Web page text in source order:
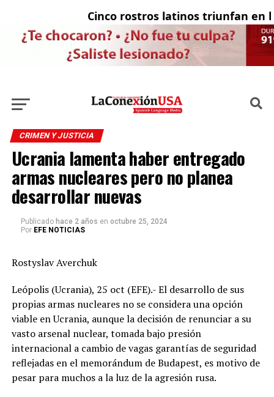
Cinco rostros latinos triunfan en la
CRIMEN Y JUSTICIA
Ucrania lamenta haber entregado
armas nucleares pero no planea
desarrollar nuevas
Publicado hace 2 años en octubre 25, 2024
Por EFE NOTICIAS
Rostyslav Averchuk
Leópolis (Ucrania), 25 oct (EFE).- El desarrollo de sus
propias armas nucleares no se considera una opción
viable en Ucrania, aunque la decisión de renunciar a su
vasto arsenal nuclear, tomada bajo presión
internacional a cambio de vagas garantías de seguridad
reflejadas en el memorándum de Budapest, es motivo de
pesar para muchos a la luz de la agresión rusa.